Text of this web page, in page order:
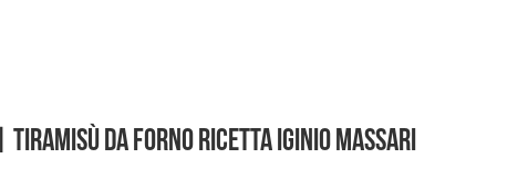
Tiramisù da forno ricetta Iginio Massari